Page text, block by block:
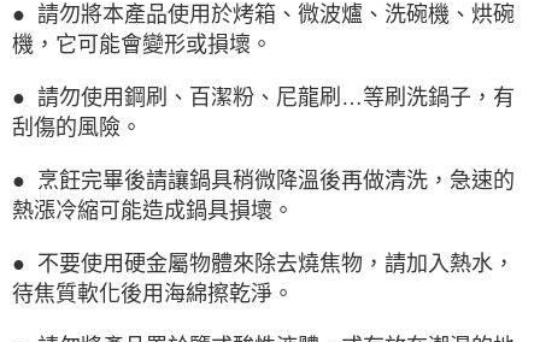
● 請勿將本產品使用於烤箱、微波爐、洗碗機、烘碗
機，它可能會變形或損壞。
● 請勿使用鋼刷、百潔粉、尼龍刷…等刷洗鍋子，有
刮傷的風險。
● 烹飪完畢後請讓鍋具稍微降溫後再做清洗，急速的
熱漲冷縮可能造成鍋具損壞。
● 不要使用硬金屬物體來除去燒焦物，請加入熱水，
待焦質軟化後用海綿擦乾淨。